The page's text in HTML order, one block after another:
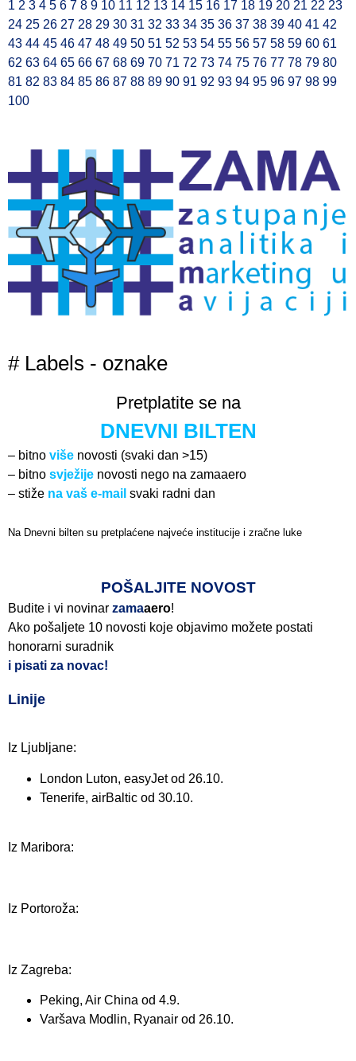
1 2 3 4 5 6 7 8 9 10 11 12 13 14 15 16 17 18 19 20 21 22 23
24 25 26 27 28 29 30 31 32 33 34 35 36 37 38 39 40 41 42
43 44 45 46 47 48 49 50 51 52 53 54 55 56 57 58 59 60 61
62 63 64 65 66 67 68 69 70 71 72 73 74 75 76 77 78 79 80
81 82 83 84 85 86 87 88 89 90 91 92 93 94 95 96 97 98 99
100
# Labels - oznake
Pretplatite se na
DNEVNI BILTEN
– bitno više novosti (svaki dan >15)
– bitno svježije novosti nego na zamaaero
– stiže na vaš e-mail svaki radni dan
Na Dnevni bilten su pretplaćene najveće institucije i zračne luke
POŠALJITE NOVOST
Budite i vi novinar zamaaero!
Ako pošaljete 10 novosti koje objavimo možete postati
honorarni suradnik
i pisati za novac!
Linije
Iz Ljubljane:
London Luton, easyJet od 26.10.
Tenerife, airBaltic od 30.10.
Iz Maribora:
Iz Portoroža:
Iz Zagreba:
Peking, Air China od 4.9.
Varšava Modlin, Ryanair od 26.10.